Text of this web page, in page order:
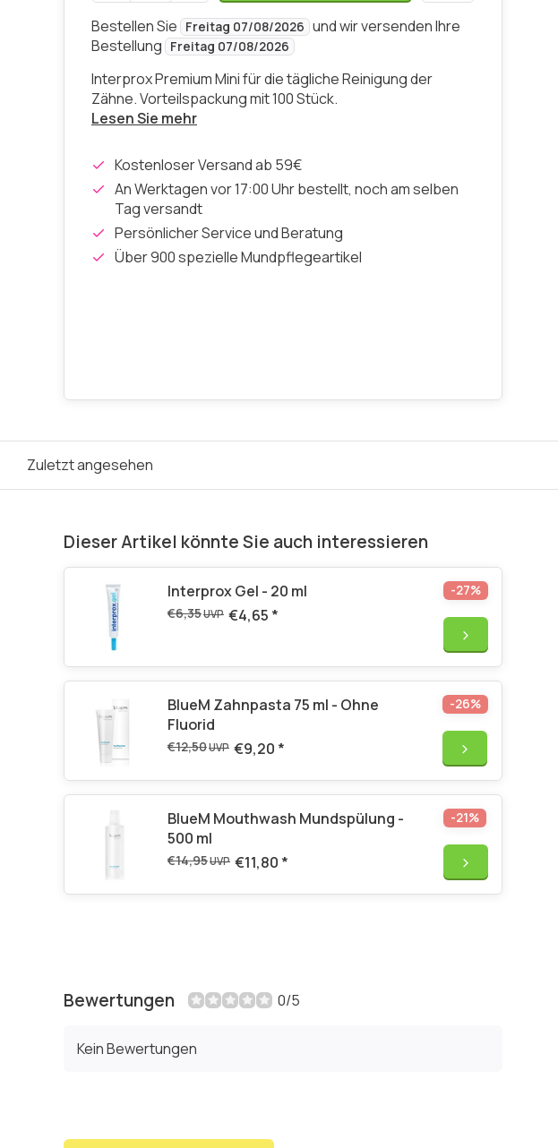
Bestellen Sie Freitag 07/08/2026 und wir versenden Ihre
Bestellung
Freitag 07/08/2026
Interprox Premium Mini für die tägliche Reinigung der
Zähne. Vorteilspackung mit 100 Stück.
Lesen Sie mehr
Kostenloser Versand ab 59€
An Werktagen vor 17:00 Uhr bestellt, noch am selben
Tag versandt
Persönlicher Service und Beratung
Über 900 spezielle Mundpflegeartikel
Zuletzt angesehen
Dieser Artikel könnte Sie auch interessieren
Interprox Gel - 20 ml
€6,35UVP €4,65 *
-27%
BlueM Zahnpasta 75 ml - Ohne
Fluorid
€12,50UVP €9,20 *
-26%
BlueM Mouthwash Mundspülung -
500 ml
€14,95UVP €11,80 *
-21%
Bewertungen 0/5
Kein Bewertungen